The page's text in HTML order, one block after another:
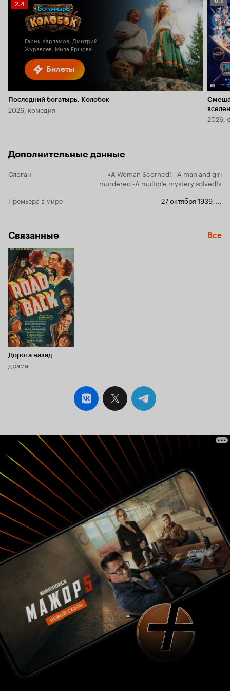
Билеты
Рейтинг
Кинопоиска
2.4
Гарик Харламов, Дмитрий
Журавлев, Мила Ершова
Последний богатырь. Колобок
2026, комедия
6.1
2026,
Дополнительные данные
Слоган
«A Woman Scorned! - A man and girl
murdered -A multiple mystery solved!»
Премьера в мире
27 октября 1939, ...
Связанные Все
Дорога назад
драма